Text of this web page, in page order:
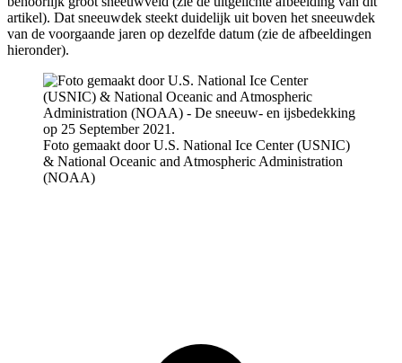
artikel). Dat sneeuwdek steekt duidelijk uit boven het sneeuwdek
van de voorgaande jaren op dezelfde datum (zie de afbeeldingen
hieronder).
Foto gemaakt door U.S. National Ice Center (USNIC)
& National Oceanic and Atmospheric Administration
(NOAA)